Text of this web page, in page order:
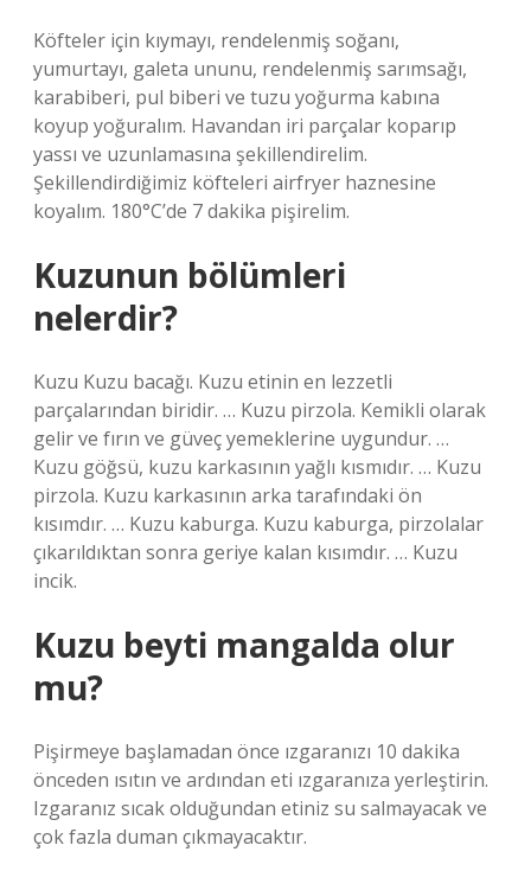
Köfteler için kıymayı, rendelenmiş soğanı,
yumurtayı, galeta ununu, rendelenmiş sarımsağı,
karabiberi, pul biberi ve tuzu yoğurma kabına
koyup yoğuralım. Havandan iri parçalar koparıp
yassı ve uzunlamasına şekillendirelim.
Şekillendirdiğimiz köfteleri airfryer haznesine
koyalım. 180°C’de 7 dakika pişirelim.
Kuzunun bölümleri
nelerdir?
Kuzu Kuzu bacağı. Kuzu etinin en lezzetli
parçalarından biridir. … Kuzu pirzola. Kemikli olarak
gelir ve fırın ve güveç yemeklerine uygundur. …
Kuzu göğsü, kuzu karkasının yağlı kısmıdır. … Kuzu
pirzola. Kuzu karkasının arka tarafındaki ön
kısımdır. … Kuzu kaburga. Kuzu kaburga, pirzolalar
çıkarıldıktan sonra geriye kalan kısımdır. … Kuzu
incik.
Kuzu beyti mangalda olur
mu?
Pişirmeye başlamadan önce ızgaranızı 10 dakika
önceden ısıtın ve ardından eti ızgaranıza yerleştirin.
Izgaranız sıcak olduğundan etiniz su salmayacak ve
çok fazla duman çıkmayacaktır.